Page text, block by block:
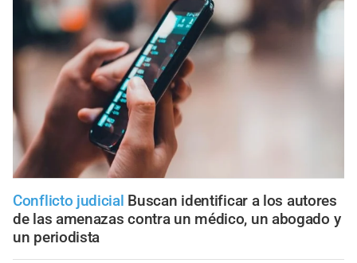
Conflicto judicial Buscan identificar a los autores
de las amenazas contra un médico, un abogado y
un periodista